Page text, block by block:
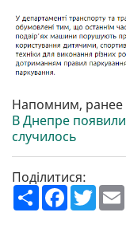
Напомним,
В Днепре
случилось
Поділитися:
П
о
ш
F
a
c
T
w